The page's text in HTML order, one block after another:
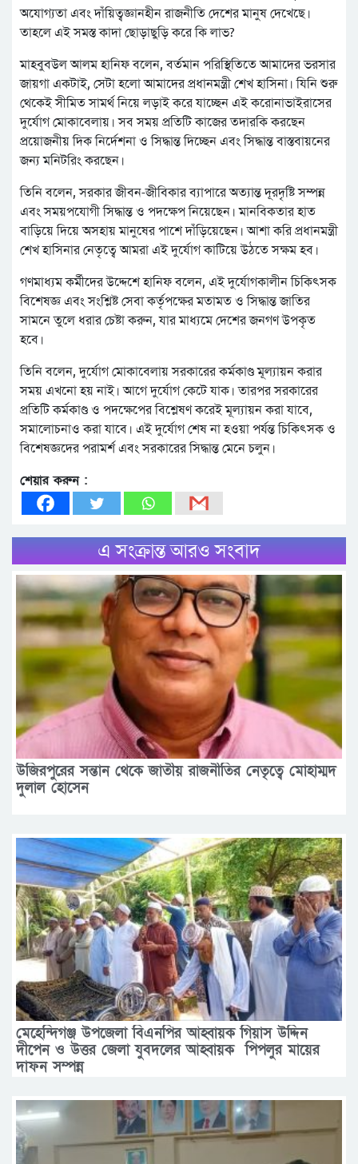
অযোগ্যতা এবং দাঁয়িত্বজ্ঞানহীন রাজনীতি দেশের মানুষ দেখেছে।
তাহলে এই সমস্ত কাদা ছোড়াছুড়ি করে কি লাভ?
মাহবুবউল আলম হানিফ বলেন, বর্তমান পরিস্থিতিতে আমাদের ভরসার
জায়গা একটাই, সেটা হলো আমাদের প্রধানমন্ত্রী শেখ হাসিনা। যিনি শুরু
থেকেই সীমিত সামর্থ নিয়ে লড়াই করে যাচ্ছেন এই করোনাভাইরাসের
দুর্যোগ মোকাবেলায়। সব সময় প্রতিটি কাজের তদারকি করছেন
প্রয়োজনীয় দিক নির্দেশনা ও সিদ্ধান্ত দিচ্ছেন এবং সিদ্ধান্ত বাস্তবায়নের
জন্য মনিটরিং করছেন।
তিনি বলেন, সরকার জীবন-জীবিকার ব্যাপারে অত্যান্ত দূরদৃষ্টি সম্পন্ন
এবং সময়পযোগী সিদ্ধান্ত ও পদক্ষেপ নিয়েছেন। মানবিকতার হাত
বাড়িয়ে দিয়ে অসহায় মানুষের পাশে দাঁড়িয়েছেন। আশা করি প্রধানমন্ত্রী
শেখ হাসিনার নেতৃত্বে আমরা এই দুর্যোগ কাটিয়ে উঠতে সক্ষম হব।
গণমাধ্যম কর্মীদের উদ্দেশে হানিফ বলেন, এই দুর্যোগকালীন চিকিৎসক
বিশেষজ্ঞ এবং সংশ্লিষ্ট সেবা কর্তৃপক্ষের মতামত ও সিদ্ধান্ত জাতির
সামনে তুলে ধরার চেষ্টা করুন, যার মাধ্যমে দেশের জনগণ উপকৃত
হবে।
তিনি বলেন, দুর্যোগ মোকাবেলায় সরকারের কর্মকাণ্ড মূল্যায়ন করার
সময় এখনো হয় নাই। আগে দুর্যোগ কেটে যাক। তারপর সরকারের
প্রতিটি কর্মকাণ্ড ও পদক্ষেপের বিশ্লেষণ করেই মূল্যায়ন করা যাবে,
সমালোচনাও করা যাবে। এই দুর্যোগ শেষ না হওয়া পর্যন্ত চিকিৎসক ও
বিশেষজ্ঞদের পরামর্শ এবং সরকারের সিদ্ধান্ত মেনে চলুন।
শেয়ার করুন :
এ সংক্রান্ত আরও সংবাদ
উজিরপুরের সন্তান থেকে জাতীয় রাজনীতির নেতৃত্বে মোহাম্মদ
দুলাল হোসেন
মেহেন্দিগঞ্জ উপজেলা বিএনপির আহ্বায়ক গিয়াস উদ্দিন
দীপেন ও উত্তর জেলা যুবদলের আহ্বায়ক পিপলুর মায়ের
দাফন সম্পন্ন